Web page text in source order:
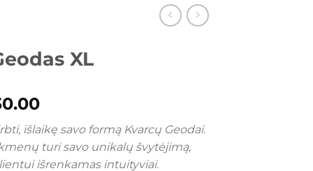
XL
Current
price
is:
€30.00.
išlaikę savo formą Kvarcų Geodai.
turi savo unikalų švytėjimą,
išrenkamas intuityviai.